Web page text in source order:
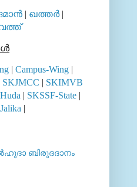
| ഖത്തര്‍|
| Campus-Wing |
SKJMCC | SKIMVB
| SKSSF-State |
|
ബിരുദദാനം